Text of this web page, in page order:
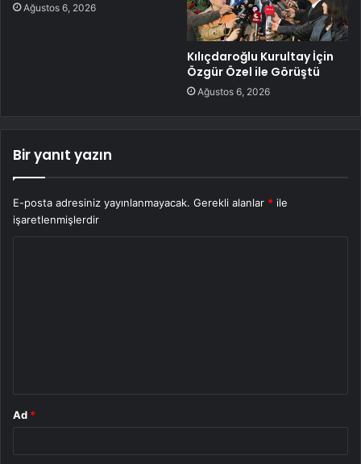
Ağustos 6, 2026
Kılıçdaroğlu Kurultay İçin
Özgür Özel ile Görüştü
Ağustos 6, 2026
Bir yanıt yazın
E-posta adresiniz yayınlanmayacak. Gerekli alanlar * ile
işaretlenmişlerdir
Ad *